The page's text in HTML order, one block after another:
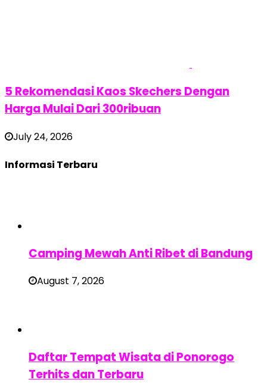
5 Rekomendasi Kaos Skechers Dengan
Harga Mulai Dari 300ribuan
July 24, 2026
Informasi Terbaru
Camping Mewah Anti Ribet di Bandung
August 7, 2026
Daftar Tempat Wisata di Ponorogo
Terhits dan Terbaru